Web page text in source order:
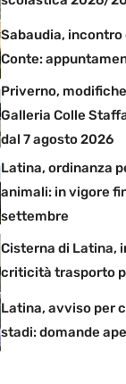
Sabaudia, incontro
Conte:
Priverno,
Galleria Colle
dal 7 agosto 2026
Latina, ordinanza
animali: in vigore
settembre
Cisterna di Latina,
criticità trasporto
Latina, avviso per
stadi: domande